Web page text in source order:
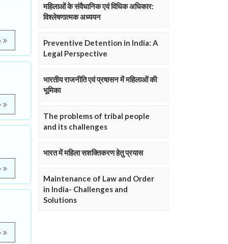
महिलाओं के संवैधानिक एवं विधिक अधिकार:
विश्लेषणात्मक अध्ययन
Preventive Detention in India: A
Legal Perspective
भारतीय राजनीति एवं प्रषासन में महिलाओं की
भूमिका
The problems of tribal people
and its challenges
भारत में महिला सशक्तिकरण हेतु प्रयास
Maintenance of Law and Order
in India- Challenges and
Solutions